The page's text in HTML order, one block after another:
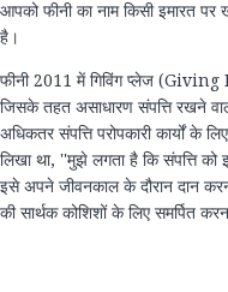
आपको फीनी का नाम किसी इमारत
है।
फीनी 2011 में गिविंग प्लेज
जिसके तहत असाधारण संपत्ति रखने
अधिकतर संपत्ति परोपकारी कार्यों
लिखा था, ''मुझे लगता है कि संपत्ति
इसे अपने जीवनकाल के दौरान दान
की सार्थक कोशिशों के लिए समर्पित